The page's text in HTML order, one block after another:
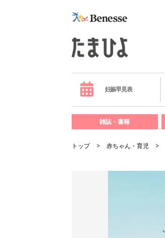
妊娠早見表
雑誌・書籍
トップ 赤ちゃん・育児